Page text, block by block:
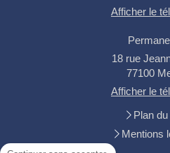
Afficher le
18 rue
77100
Afficher le
Plan
Mentions